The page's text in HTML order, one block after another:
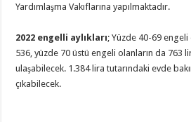
Yardımlaşma Vakıflarına yapılmaktadır.
2022 engelli aylıkları; Yüzde 40-69 engeli
536, yüzde 70 üstü engeli olanların da 763
ulaşabilecek. 1.384 lira tutarındaki evde
çıkabilecek.